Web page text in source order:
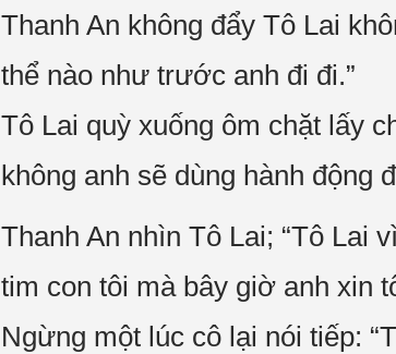
Thanh An không đẩy Tô Lai
thể nào như trước anh đi đi.”
Tô Lai quỳ xuống ôm chặt lấy
không anh sẽ dùng hành động
Thanh An nhìn Tô Lai; “Tô Lai
tim con tôi mà bây giờ anh xin
Ngừng một lúc cô lại nói tiếp: